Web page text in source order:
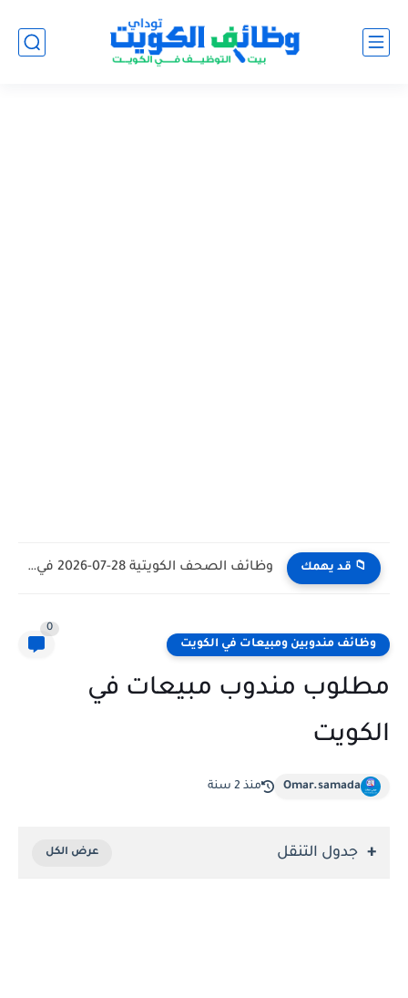
📁 قد يهمك وظائف الكويت اليوم بتاريخ 28-07-2026 للأجانب والمواطنين في مختلف التخصصات
وظائف مندوبين ومبيعات في الكويت
0
مطلوب مندوب مبيعات في
الكويت
Omar.samada منذ 2 سنة
جدول التنقل